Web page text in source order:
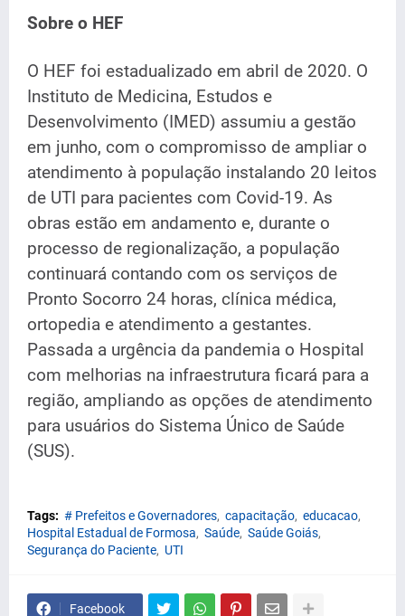
Sobre o HEF
O HEF foi estadualizado em abril de 2020. O
Instituto de Medicina, Estudos e
Desenvolvimento (IMED) assumiu a gestão
em junho, com o compromisso de ampliar o
atendimento à população instalando 20 leitos
de UTI para pacientes com Covid-19. As
obras estão em andamento e, durante o
processo de regionalização, a população
continuará contando com os serviços de
Pronto Socorro 24 horas, clínica médica,
ortopedia e atendimento a gestantes.
Passada a urgência da pandemia o Hospital
com melhorias na infraestrutura ficará para a
região, ampliando as opções de atendimento
para usuários do Sistema Único de Saúde
(SUS).
Tags: # Prefeitos e Governadores capacitação educacao
Hospital Estadual de Formosa
Saúde Saúde Goiás
Segurança do Paciente
UTI
Facebook